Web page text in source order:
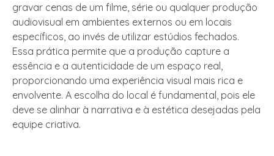
gravar cenas de um filme, série ou qualquer produção
audiovisual em ambientes externos ou em locais
específicos, ao invés de utilizar estúdios fechados.
Essa prática permite que a produção capture a
essência e a autenticidade de um espaço real,
proporcionando uma experiência visual mais rica e
envolvente. A escolha do local é fundamental, pois ele
deve se alinhar à narrativa e à estética desejadas pela
equipe criativa.